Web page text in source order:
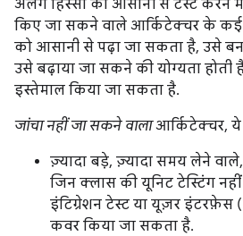
अलग हिस्सों को आसानी से टेस्ट करने
किए जा सकने वाले आर्किटेक्चर के
को आसानी से पढ़ा जा सकता है, उसे
उसे बढ़ाया जा सकने की योग्यता
इस्तेमाल किया जा सकता है.
जांचा नहीं जा सकने वालाआर्किटेक्चर, ये
ज़्यादा बड़े, ज़्यादा समय लेने
जिन क्लास की यूनिट टेस्टिंग
इंटिग्रेशन टेस्ट या यूज़र
कवर किया जा सकता है.